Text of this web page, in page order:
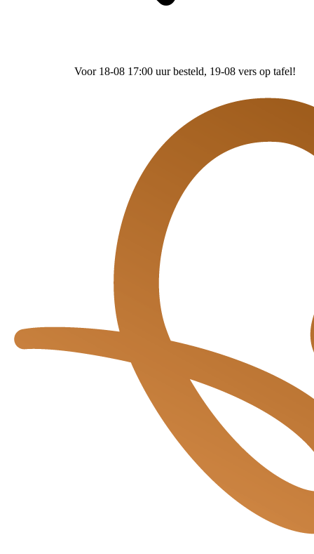
Voor 18-08 17:00 uur besteld, 19-08 vers op tafel!